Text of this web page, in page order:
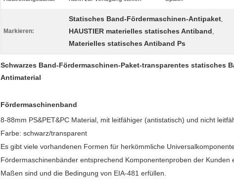
Markieren:
Statisches Band-Fördermaschinen-Antipaket,
HAUSTIER materielles statisches Antiband,
Materielles statisches Antiband Ps
Schwarzes Band-Fördermaschinen-Paket-transparentes statisches
Antimaterial
Fördermaschinenband
8-88mm PS&PET&PC Material, mit leitfähiger (antistatisch) und nicht
Farbe: schwarz/transparent
Es gibt viele vorhandenen Formen für herkömmliche
Fördermaschinenbänder entsprechend Komponentenproben der Kunden
Maßen sind und die Bedingung von EIA-481 erfüllen.